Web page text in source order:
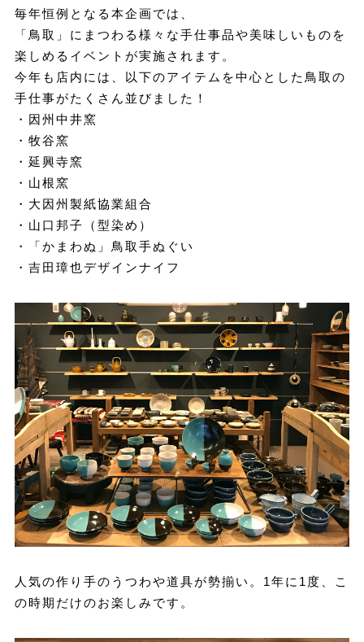
毎年恒例となる本企画では、
「鳥取」にまつわる様々な手仕事品や美味しいものを
楽しめるイベントが実施されます。
今年も店内には、以下のアイテムを中心とした鳥取の
手仕事がたくさん並びました！
・因州中井窯
・牧谷窯
・延興寺窯
・山根窯
・大因州製紙協業組合
・山口邦子（型染め）
・「かまわぬ」鳥取手ぬぐい
・吉田璋也デザインナイフ
人気の作り手のうつわや道具が勢揃い。1年に1度、こ
の時期だけのお楽しみです。